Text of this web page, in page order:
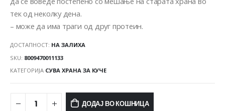
тек од неколку дена.
– може да има траги од друг протеин.
ДОСТАПНОСТ: НА ЗАЛИХА
SKU: 8009470011133
КАТЕГОРИЈА СУВА ХРАНА ЗА КУЧЕ
ДОДАЈ ВО КОШНИЦА